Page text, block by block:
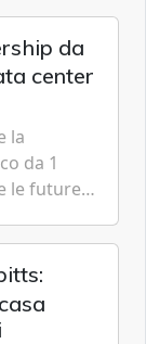
da
center
la
da 1
le future